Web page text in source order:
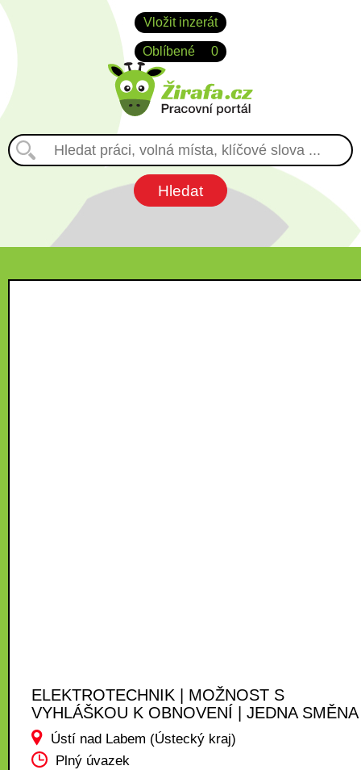
Vložit inzerát
Oblíbené 0
ELEKTROTECHNIK | MOŽNOST S
VYHLÁŠKOU K OBNOVENÍ | JEDNA SMĚNA
Ústí nad Labem (Ústecký kraj)
Plný úvazek